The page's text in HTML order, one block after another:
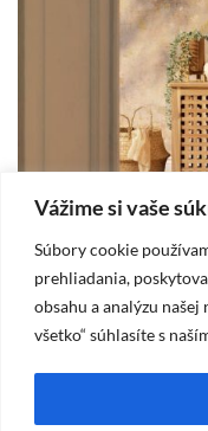
Vážime si vaše
Súbory cookie
prehliadania,
obsahu a analýzu
všetko“ súhlasíte s
DOM
2025-10-19
Vidiecka